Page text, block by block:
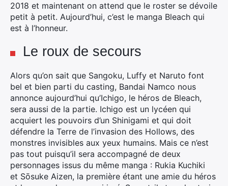
2018 et maintenant on attend que le roster se dévoile
petit à petit. Aujourd’hui, c’est le manga Bleach qui
est à l’honneur.
Le roux de secours
Alors qu’on sait que Sangoku, Luffy et Naruto font
bel et bien parti du casting, Bandai Namco nous
annonce aujourd’hui qu’Ichigo, le héros de Bleach,
sera aussi de la partie. Ichigo est un lycéen qui
acquiert les pouvoirs d’un Shinigami et qui doit
défendre la Terre de l’invasion des Hollows, des
monstres invisibles aux yeux humains. Mais ce n’est
pas tout puisqu’il sera accompagné de deux
personnages issus du même manga : Rukia Kuchiki
et Sōsuke Aizen, la première étant une amie du héros